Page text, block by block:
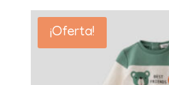
era:
17,90€.
es:
8,95€.
¡Oferta!